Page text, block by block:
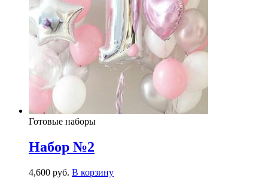
Готовые наборы
Набор №2
4,600 руб. В корзину